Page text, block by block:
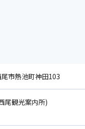
市熱池町神田103
尾観光案内所)